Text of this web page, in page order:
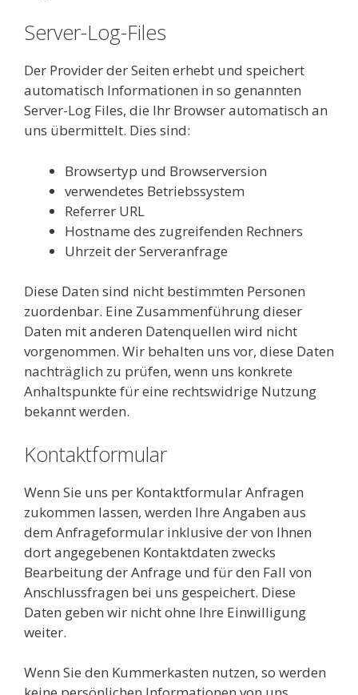
Server-Log-Files
Der Provider der Seiten erhebt und speichert
automatisch Informationen in so genannten
Server-Log Files, die Ihr Browser automatisch an
uns übermittelt. Dies sind:
Browsertyp und Browserversion
verwendetes Betriebssystem
Referrer URL
Hostname des zugreifenden Rechners
Uhrzeit der Serveranfrage
Diese Daten sind nicht bestimmten Personen
zuordenbar. Eine Zusammenführung dieser
Daten mit anderen Datenquellen wird nicht
vorgenommen. Wir behalten uns vor, diese Daten
nachträglich zu prüfen, wenn uns konkrete
Anhaltspunkte für eine rechtswidrige Nutzung
bekannt werden.
Kontaktformular
Wenn Sie uns per Kontaktformular Anfragen
zukommen lassen, werden Ihre Angaben aus
dem Anfrageformular inklusive der von Ihnen
dort angegebenen Kontaktdaten zwecks
Bearbeitung der Anfrage und für den Fall von
Anschlussfragen bei uns gespeichert. Diese
Daten geben wir nicht ohne Ihre Einwilligung
weiter.
Wenn Sie den Kummerkasten nutzen, so werden